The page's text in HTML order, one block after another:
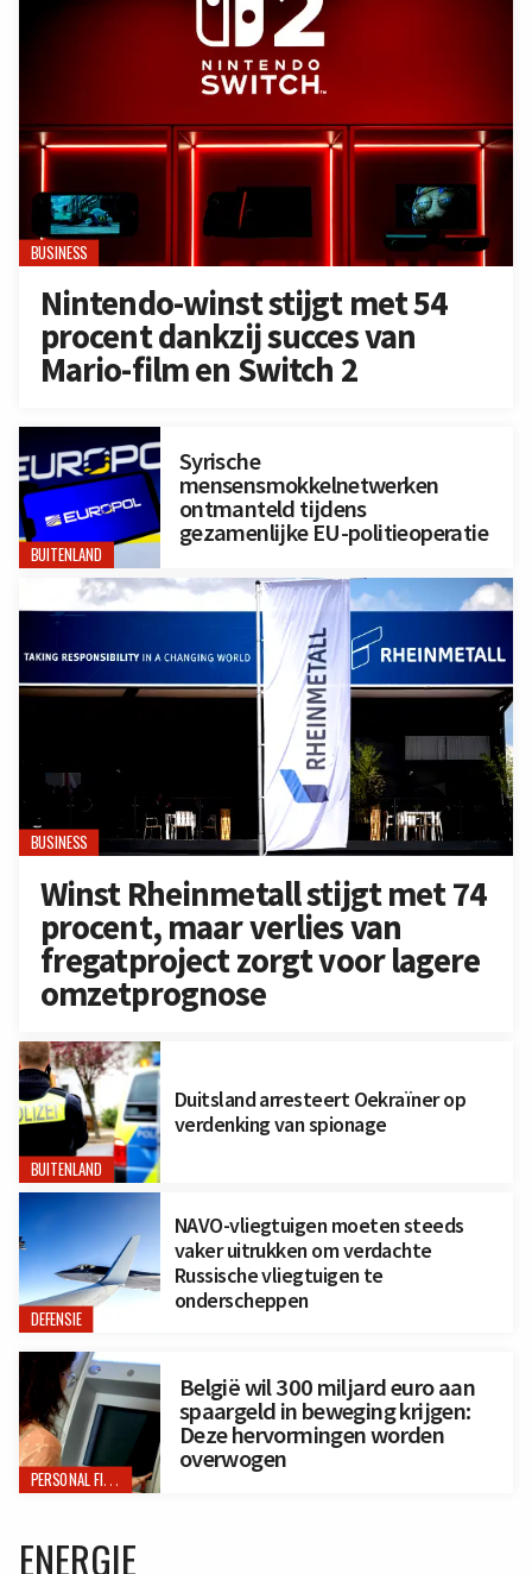
BUSINESS
Nintendo-winst stijgt met 54
procent dankzij succes van
Mario-film en Switch 2
BUITENLAND
Syrische
mensensmokkelnetwerken
ontmanteld tijdens
gezamenlijke EU-politieoperatie
BUSINESS
Winst Rheinmetall stijgt met 74
procent, maar verlies van
fregatproject zorgt voor lagere
omzetprognose
BUITENLAND
Duitsland arresteert Oekraïner op
verdenking van spionage
DEFENSIE
NAVO-vliegtuigen moeten steeds
vaker uitrukken om verdachte
Russische vliegtuigen te
onderscheppen
PERSONAL FINANCE
België wil 300 miljard euro aan
spaargeld in beweging krijgen:
Deze hervormingen worden
overwogen
ENERGIE